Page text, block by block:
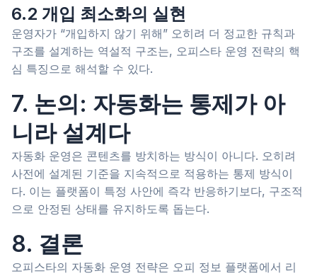
6.2 개입 최소화의 실현
운영자가 “개입하지 않기 위해” 오히려 더 정교한 규칙과
구조를 설계하는 역설적 구조는, 오피스타 운영 전략의 핵
심 특징으로 해석할 수 있다.
7. 논의: 자동화는 통제가 아
니라 설계다
자동화 운영은 콘텐츠를 방치하는 방식이 아니다. 오히려
사전에 설계된 기준을 지속적으로 적용하는 통제 방식이
다. 이는 플랫폼이 특정 사안에 즉각 반응하기보다, 구조적
으로 안정된 상태를 유지하도록 돕는다.
8. 결론
오피스타의 자동화 운영 전략은 오피 정보 플랫폼에서 리